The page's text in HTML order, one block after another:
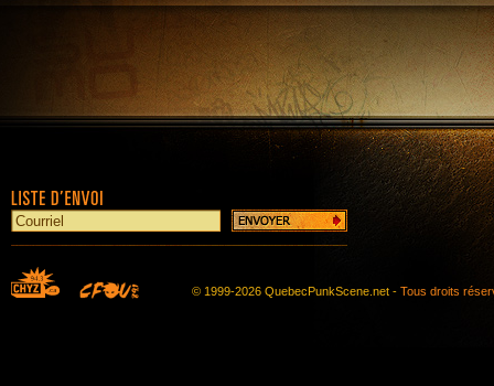
© 1999-2026 QuebecPunkScene.net - Tous droits